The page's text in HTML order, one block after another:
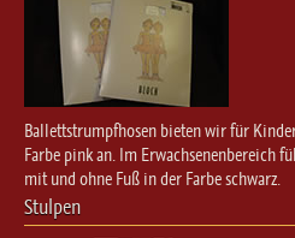
Ballettstrumpfhosen bieten wir für
Farbe pink an. Im Erwachsenenbereich
mit und ohne Fuß in der Farbe schwarz.
Stulpen